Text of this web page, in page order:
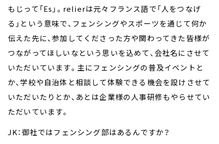
もじって「Es」。relierは元々フランス語で「人をつなげ
る」という意味で、フェンシングやスポーツを通じて何か
伝えた先に、参加してくださった方や関わってきた皆様が
つながってほしいなという思いを込めて、会社名にさせて
いただいています。主にフェンシングの普及イベントと
か、学校や自治体と相談して体験できる機会を設けさせて
いただいたりとか、あとは企業様の人事研修もやらせてい
ただいています。
JK：御社ではフェンシング部はあるんですか？